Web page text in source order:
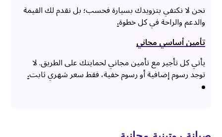
نحن لا نكتفي بتزويدك بسيارة فحسب؛ بل نقدم لك القيمة
والدعم والراحة في كل خطوة.
تأمين أساسي مجاني
يأتي كل تأجير مع تأمين مجاني لحمايتك على الطريق. لا
توجد رسوم إضافية أو رسوم خفية، فقط سعر شهري ثابت.